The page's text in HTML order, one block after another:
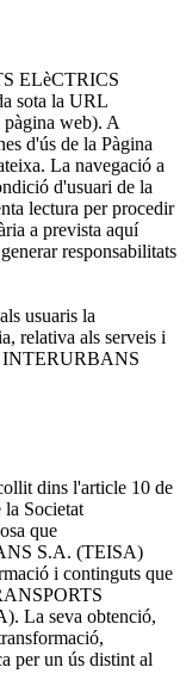
ELèCTRICS
sota la URL
web). A
d'ús de la Pàgina
La navegació a
d'usuari de la
lectura per procedir
a prevista aquí
responsabilitats
usuaris la
relativa als serveis i
INTERURBANS
dins l'article 10 de
Societat
que
S.A. (TEISA)
i continguts que
La seva obtenció,
per un ús distint al